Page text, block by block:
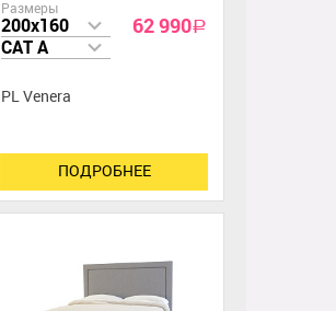
Размеры
200x160
CAT A
62 990a
PL Venera
ПОДРОБНЕЕ